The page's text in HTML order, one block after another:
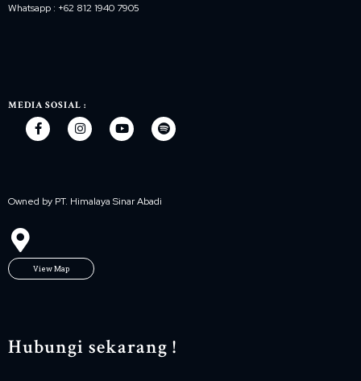
Whatsapp : +62 812 1940 7905
MEDIA SOSIAL :
Owned by PT. Himalaya Sinar Abadi
View Map
Hubungi sekarang !